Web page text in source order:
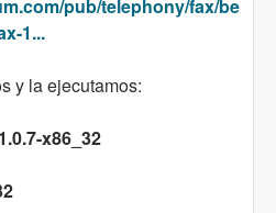
pub/telephony/fax/be
1...
y la ejecutamos:
x86_32